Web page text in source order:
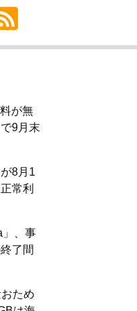
が無
9月末
8月1
常利
」、事
了間
ため